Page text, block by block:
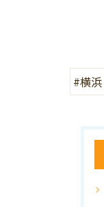
#横浜